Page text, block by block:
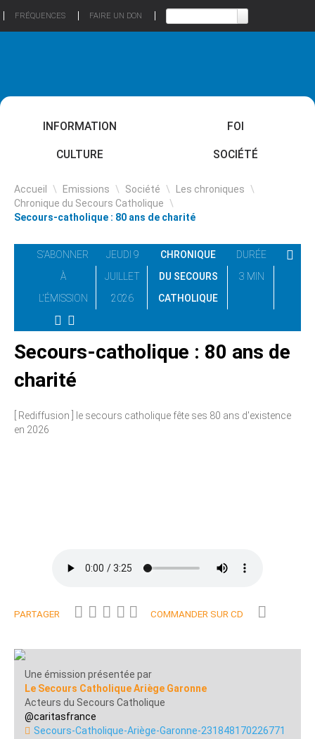
FRÉQUENCES FAIRE UN DON
INFORMATION FOI
CULTURE SOCIÉTÉ
Accueil \ Emissions \ Société \ Les chroniques \
Chronique du Secours Catholique \
Secours-catholique : 80 ans de charité
S'ABONNER
À
L'ÉMISSION
JEUDI 9
JUILLET
2026
CHRONIQUE
DU SECOURS
CATHOLIQUE
DURÉE
3 MIN
Secours-catholique : 80 ans de
charité
[ Rediffusion ] le secours catholique fête ses 80 ans d'existence
en 2026
PARTAGER COMMANDER SUR CD
Une émission présentée par
Le Secours Catholique Ariège Garonne
Acteurs du Secours Catholique
@caritasfrance
Secours-Catholique-Ariège-Garonne-231848170226771